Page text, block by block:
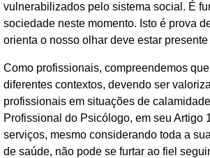
vulnerabilizados pelo sistema social. É
sociedade neste momento. Isto é prova
orienta o nosso olhar deve estar
Como profissionais, compreendemos
diferentes contextos, devendo ser
profissionais em situações de
Profissional do Psicólogo, em seu Artigo
serviços, mesmo considerando toda a
de saúde, não pode se furtar ao fiel